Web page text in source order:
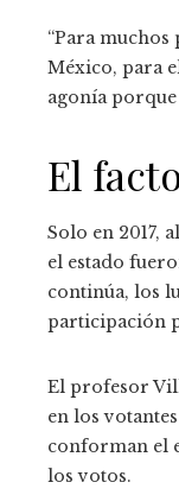
“Para
México, para
agonía
El
Solo en 2017,
el estado
continúa, los
participación
El profesor
en los
conforman el
los votos.